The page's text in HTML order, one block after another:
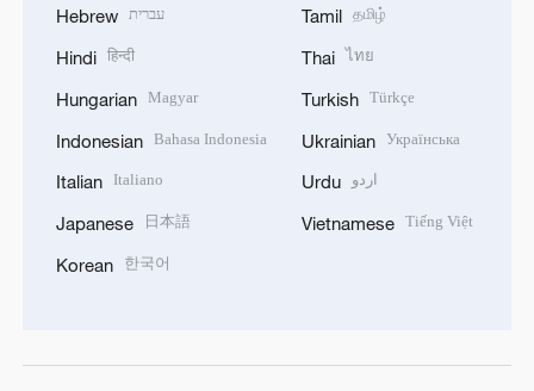
Hebrew עברית
Hindi हिन्दी
Hungarian Magyar
Indonesian Bahasa Indonesia
Italian Italiano
Japanese 日本語
Korean 한국어
Tamil தமிழ்
Thai ไทย
Turkish Türkçe
Ukrainian Українська
Urdu اردو
Vietnamese Tiếng Việt